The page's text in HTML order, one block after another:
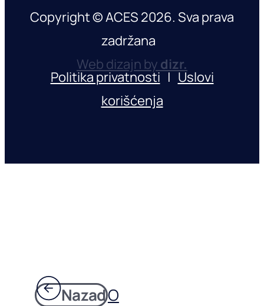
Copyright © ACES 2026. Sva prava
zadržana
Web dizajn bydizr.
Politika privatnosti|Uslovi
korišćenja
NazadO